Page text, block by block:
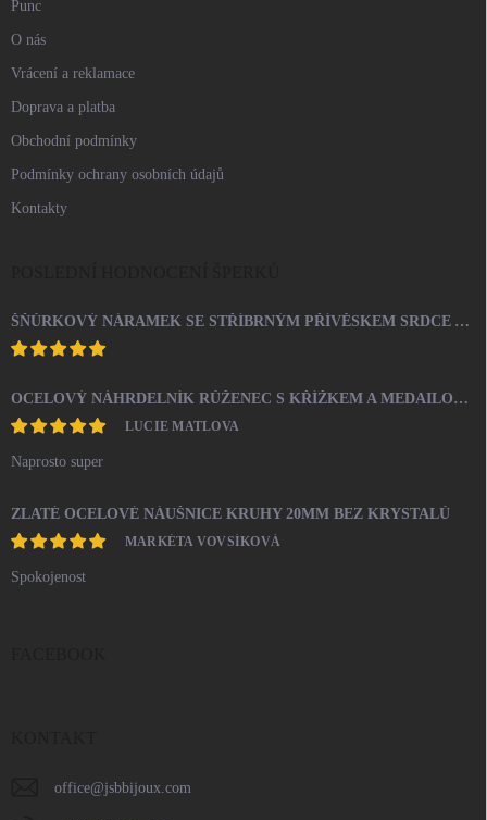
Punc
O nás
Vrácení a reklamace
Doprava a platba
Obchodní podmínky
Podmínky ochrany osobních údajů
Kontakty
ŠŇŮRKOVÝ NÁRAMEK SE STŘÍBRNÝM PŘÍVĚSKEM SRDCE A KRYSTALY SWAROVSKI CRYSTAL (STŘÍBRO 925/1000)
OCELOVÝ NÁHRDELNÍK RŮŽENEC S KŘÍŽKEM A MEDAILONEM
LUCIE MATLOVA
Naprosto super
ZLATÉ OCELOVÉ NÁUŠNICE KRUHY 20MM BEZ KRYSTALŮ
MARKÉTA VOVSÍKOVÁ
Spokojenost
office@jsbbijoux.com